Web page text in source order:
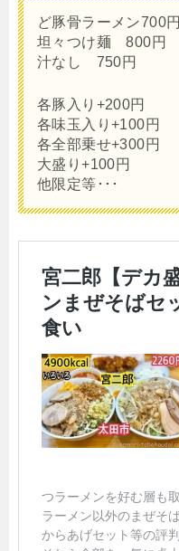
ど豚骨ラーメン700円
坦々つけ麺 800円
汁なし 750円
各豚入り+200円
各味玉入り+100円
各全部乗せ+300円
大盛り+100円
他限定等･･･